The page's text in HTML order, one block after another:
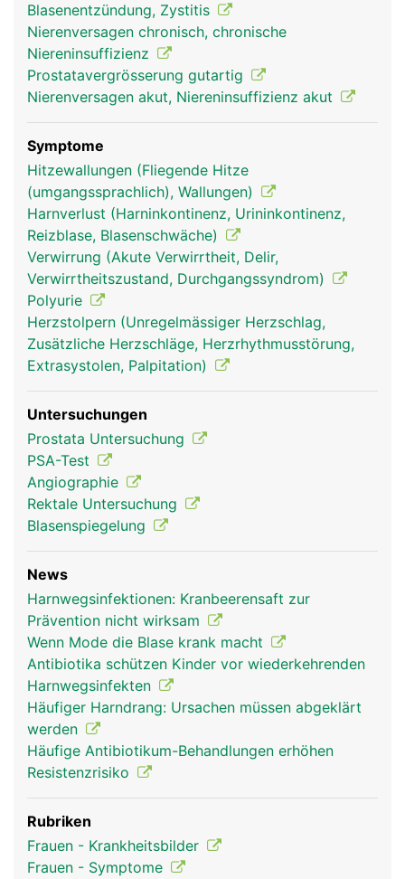
Blasenentzündung, Zystitis
Nierenversagen chronisch, chronische
Niereninsuffizienz
Prostatavergrösserung gutartig
Nierenversagen akut, Niereninsuffizienz akut
Symptome
Hitzewallungen (Fliegende Hitze
(umgangssprachlich), Wallungen)
Harnverlust (Harninkontinenz, Urininkontinenz,
Reizblase, Blasenschwäche)
Verwirrung (Akute Verwirrtheit, Delir,
Verwirrtheitszustand, Durchgangssyndrom)
Polyurie
Herzstolpern (Unregelmässiger Herzschlag,
Zusätzliche Herzschläge, Herzrhythmusstörung,
Extrasystolen, Palpitation)
Untersuchungen
Prostata Untersuchung
PSA-Test
Angiographie
Rektale Untersuchung
Blasenspiegelung
News
Harnwegsinfektionen: Kranbeerensaft zur
Prävention nicht wirksam
Wenn Mode die Blase krank macht
Antibiotika schützen Kinder vor wiederkehrenden
Harnwegsinfekten
Häufiger Harndrang: Ursachen müssen abgeklärt
werden
Häufige Antibiotikum-Behandlungen erhöhen
Resistenzrisiko
Rubriken
Frauen - Krankheitsbilder
Frauen - Symptome